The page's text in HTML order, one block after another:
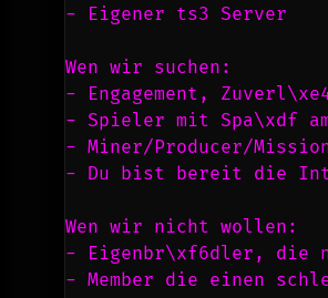
- Eigener ts3 Server
Wen wir suchen:
- Engagement,
- Spieler mit Spa\xdf am
- Miner/Producer/
- Du bist bereit die
Wen wir nicht wollen:
- Eigenbr\xf6dler, die
- Member die einen